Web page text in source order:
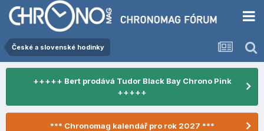
České a slovenské hodinky
+++++ Bert prodává Tudor Black Bay Chrono Pink
+++++
*** Chronomag kalendář pro rok 2027 ***